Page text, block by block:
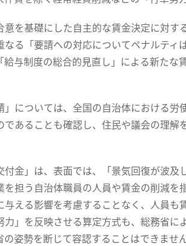
を基礎にした自主的な賃金決定に対す
る「要請への対応についてペナルティ
与制度の総合的見直し」による新たな
については、全国の自治体における労
あることも確認し、住民や議会の理解
金」は、表面では、「景気回復が波及
担う自治体職員の人員や賃金の削減を
える影響を考慮することなく、人員
」を反映させる算定方式も、総務省
姿勢を断じて容認することはできません